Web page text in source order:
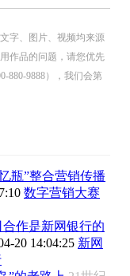
字、图片、视频均来源
作品的问题，请您优先
880-9888），我们会第
瓶”整合营销传播
数字营销大赛
作是新网银行的
20 14:04:25 新网